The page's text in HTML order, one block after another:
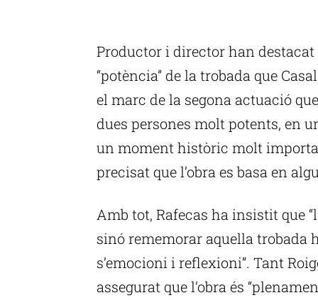
Productor i director han
“potència” de la trobada que
el marc de la segona actuació
dues persones molt potents, en
un moment històric molt
precisat que l’obra es basa en
Amb tot, Rafecas ha insistit que
sinó rememorar aquella trobada
s’emocioni i reflexioni”. Tant
assegurat que l’obra és